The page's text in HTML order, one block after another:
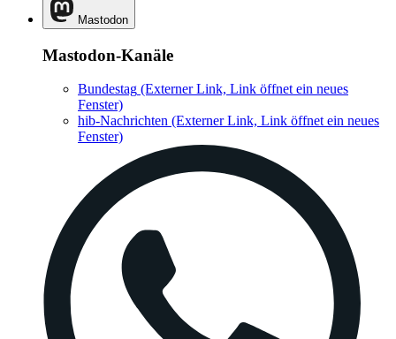
Mastodon
Mastodon-Kanäle
Bundestag (Externer Link, Link öffnet ein neues
Fenster)
hib-Nachrichten (Externer Link, Link öffnet ein neues
Fenster)